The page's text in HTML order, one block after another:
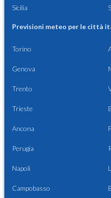
Sicilia
Previsioni meteo per le città
Torino
Genova
Trento
Trieste
Ancona
Perugia
Napoli
Campobasso